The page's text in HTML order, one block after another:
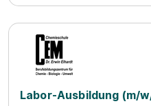
Labor-Ausbildung (m/